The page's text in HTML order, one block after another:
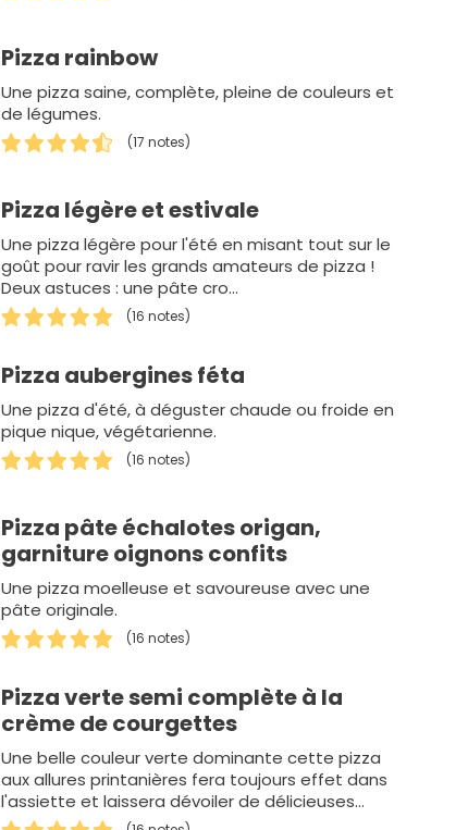
Pizza rainbow
Une pizza saine, complète, pleine de couleurs et
de légumes.
(17 notes)
Pizza légère et estivale
Une pizza légère pour l'été en misant tout sur le
goût pour ravir les grands amateurs de pizza !
Deux astuces : une pâte cro…
(16 notes)
Pizza aubergines féta
Une pizza d'été, à déguster chaude ou froide en
pique nique, végétarienne.
(16 notes)
Pizza pâte échalotes origan,
garniture oignons confits
Une pizza moelleuse et savoureuse avec une
pâte originale.
(16 notes)
Pizza verte semi complète à la
crème de courgettes
Une belle couleur verte dominante cette pizza
aux allures printanières fera toujours effet dans
l'assiette et laissera dévoiler de délicieuses
saveurs en bouche.